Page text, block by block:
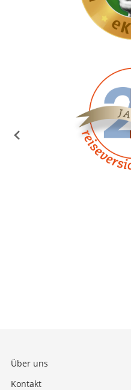
Über uns
Kontakt